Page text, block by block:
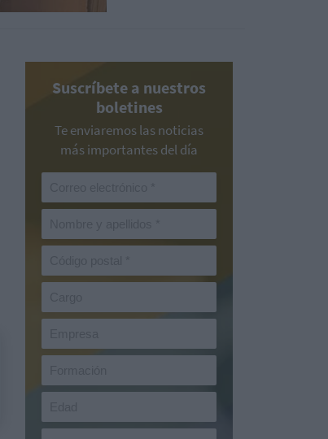
Suscríbete a nuestros
boletines
Te enviaremos las noticias
más importantes del día